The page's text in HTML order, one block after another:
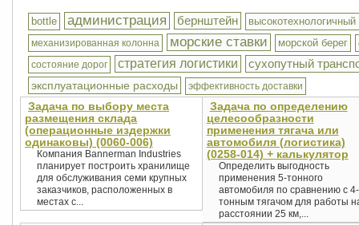
bottle администрация бернштейн высокотехнологичный
механизированная колонна морские ставки морской берег
состояние дорог стратегия логистики сухопутный
эксплуатационные расходы эффективность доставки
Задача по выбору места
размещения склада
(операционные издержки
одинаковы) (0060-006)
Компания Bannerman Industries
планирует построить хранилище
для обслуживания семи крупных
заказчиков, расположенных в
местах с...
Задача по определению
целесообразности
применения тягача или
автомобиля (логистика)
(0258-014) + калькулятор
Определить выгодность
применения 5-тонного
автомобиля по сравнению с 4-
тонным тягачом для работы
расстоянии 25 км,...